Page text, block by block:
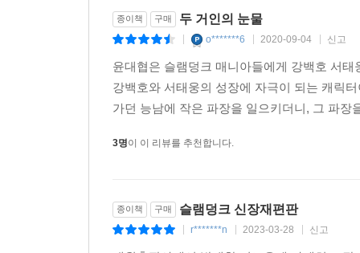
종이책 구매 두 거인의 눈물
o*******6 2020-09-04 신고
윤대협은 슬램덩크 매니아들에게 강백호 서
강백호와 서태웅의 성장에 자극이 되는 캐릭
가던 능남에 작은 파장을 일으키더니, 그 파
3명이 이 리뷰를 추천합니다.
종이책 구매 슬램덩크 신장재편판
r*******n 2023-03-28 신고